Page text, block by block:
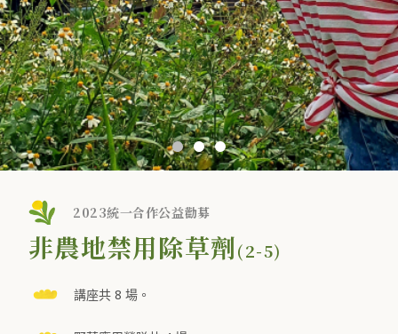
2023統一合作公益勸募
非農地禁用除草劑(2-5)
講座共 8 場。